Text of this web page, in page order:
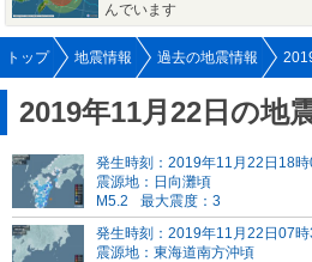
んでいます
トップ 地震情報 過去の地震情報
2019年11月22日の地
発生時刻：2019年11月22日18
震源地：日向灘頃
M5.2
最大震度：3
発生時刻：2019年11月22日07
震源地：東海道南方沖頃